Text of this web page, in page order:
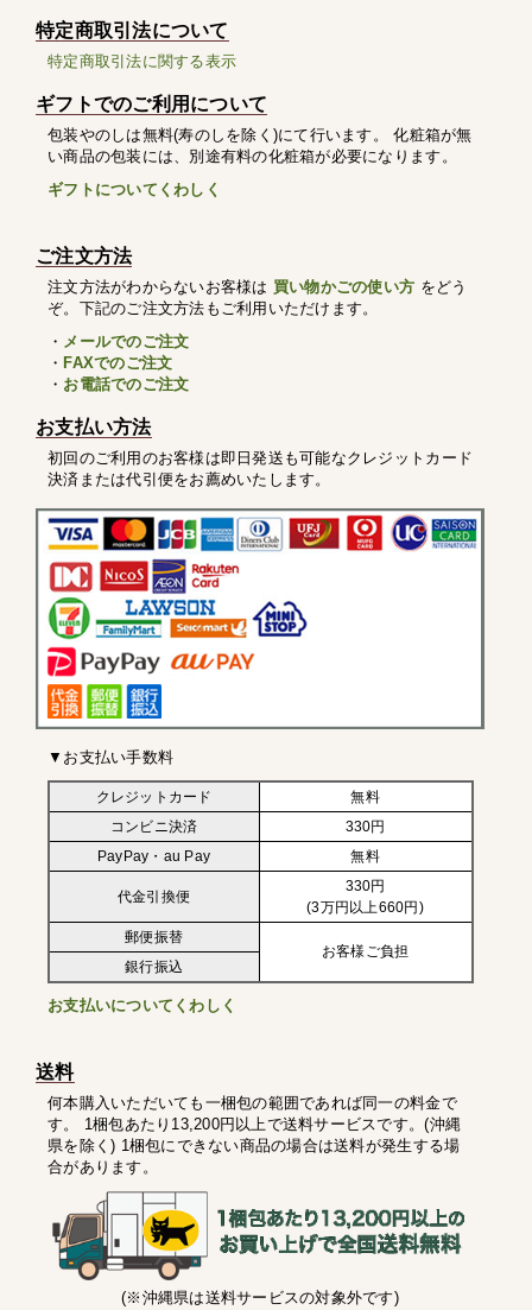
特定商取引法について
特定商取引法に関する表示
ギフトでのご利用について
包装やのしは無料(寿のしを除く)にて行います。 化粧箱が無
い商品の包装には、別途有料の化粧箱が必要になります。
ギフトについてくわしく
ご注文方法
注文方法がわからないお客様は 買い物かごの使い方 をどう
ぞ。下記のご注文方法もご利用いただけます。
・ メールでのご注文
・ FAXでのご注文
・ お電話でのご注文
お支払い方法
初回のご利用のお客様は即日発送も可能なクレジットカード
決済または代引便をお薦めいたします。
▼お支払い手数料
クレジットカード
無料
コンビニ決済
330円
PayPay・au Pay
無料
代金引換便
330円
(3万円以上660円)
郵便振替
お客様ご負担
銀行振込
お支払いについてくわしく
送料
何本購入いただいても一梱包の範囲であれば同一の料金で
す。 1梱包あたり13,200円以上で送料サービスです。(沖縄
県を除く) 1梱包にできない商品の場合は送料が発生する場
合があります。
(※沖縄県は送料サービスの対象外です)